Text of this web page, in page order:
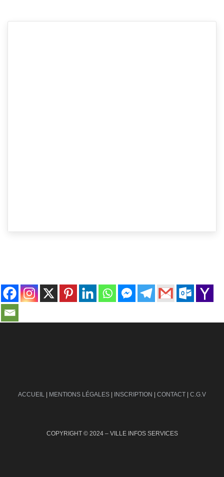
ACCUEIL | MENTIONS LÉGALES | INSCRIPTION | CONTACT | C.G.V
COPYRIGHT © 2024 – VILLE INFOS SERVICES